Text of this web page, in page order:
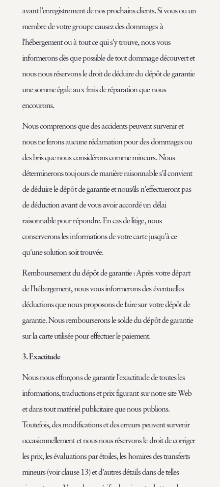
avant l'enregistrement de nos prochains clients. Si vous ou un
membre de votre groupe causez des dommages à
l'hébergement ou à tout ce qui s'y trouve, nous vous
informerons dès que possible de tout dommage découvert et
nous nous réservons le droit de déduire du dépôt de garantie
une somme égale aux frais de réparation que nous
encourons.
Nous comprenons que des accidents peuvent survenir et
nous ne ferons aucune réclamation pour des dommages ou
des bris que nous considérons comme mineurs. Nous
déterminerons toujours de manière raisonnable s'il convient
de déduire le dépôt de garantie et nous/ils n'effectueront pas
de déduction avant de vous avoir accordé un délai
raisonnable pour répondre. En cas de litige, nous
conserverons les informations de votre carte jusqu'à ce
qu'une solution soit trouvée.
Remboursement du dépôt de garantie : Après votre départ
de l'hébergement, nous vous informerons des éventuelles
déductions que nous proposons de faire sur votre dépôt de
garantie. Nous rembourserons le solde du dépôt de garantie
sur la carte utilisée pour effectuer le paiement.
3. Exactitude
Nous nous efforçons de garantir l'exactitude de toutes les
informations, traductions et prix figurant sur notre site Web
et dans tout matériel publicitaire que nous publions.
Toutefois, des modifications et des erreurs peuvent survenir
occasionnellement et nous nous réservons le droit de corriger
les prix, les évaluations par étoiles, les horaires des transferts
mineurs (voir clause 13) et d'autres détails dans de telles